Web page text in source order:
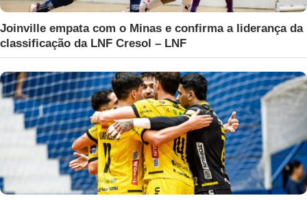
Joinville empata com o Minas e confirma a liderança da
classificação da LNF Cresol – LNF